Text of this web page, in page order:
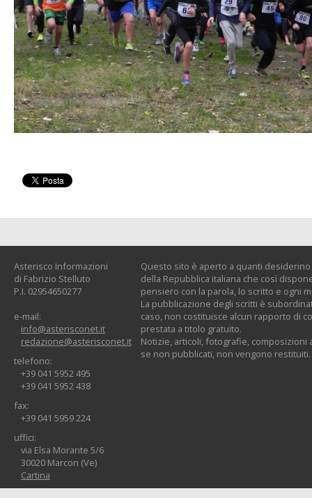
Asterisco Informazioni
di Fabrizio Stelluto
P.I. 02954650277
e-mail:
info@asterisconet.it
redazione@asterisconet.it
telefono:
+39 041 5952 495
+39 041 5952 438
fax:
+39 041 5959 224
uffici:
via Elsa Morante 5/6
30020 Marcon (Ve)
Cartina
Questo sito è aperto a quanti
della Repubblica italiana che così
pensiero con la parola, lo scritto e ogni
La pubblicazione degli scritti è
caso, non costituisce alcun rapporto di
prestata a titolo gratuito.
Notizie, articoli, fotografie, composizioni
se non pubblicati, non vengono restituiti.